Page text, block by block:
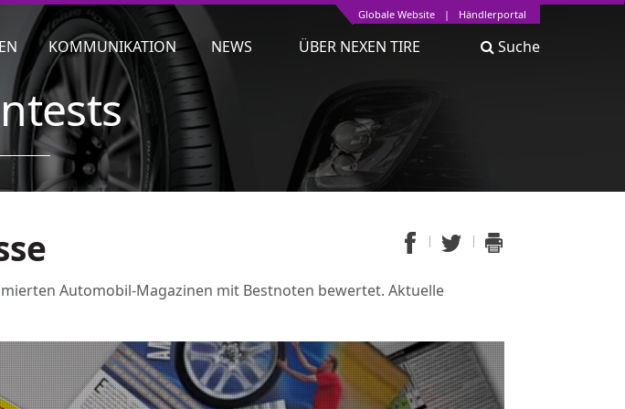
Globale Website | Händlerportal
KOMMUNIKATION NEWS ÜBER NEXEN TIRE Suche
Automobil-Magazinen mit Bestnoten bewertet. Aktuelle